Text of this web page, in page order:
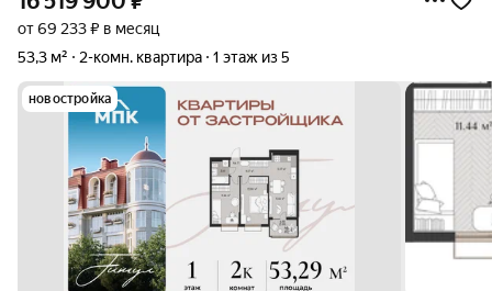
от 69 233 ₽ в месяц
53,3 м²
2-комн. квартира 1 этаж из 5
новостройка